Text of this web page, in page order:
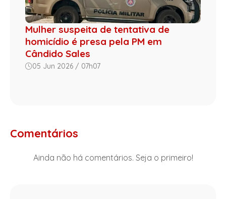
Mulher suspeita de tentativa de
homicídio é presa pela PM em
Cândido Sales
05 Jun 2026 / 07h07
Comentários
Ainda não há comentários. Seja o primeiro!